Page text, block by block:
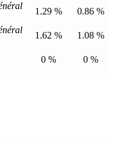
1.29 %
0.86 %
1.62 %
1.08 %
0 % 0 %